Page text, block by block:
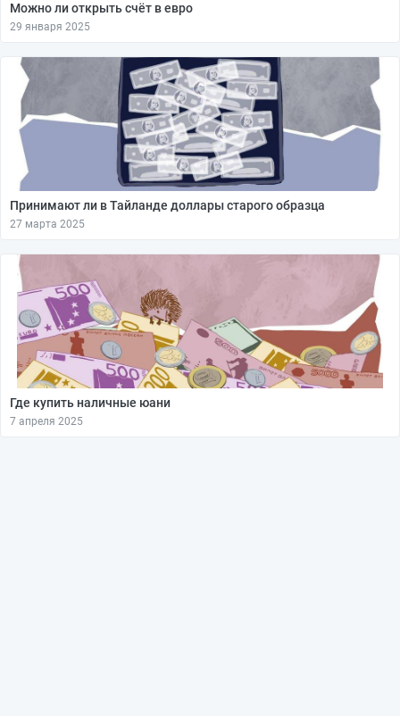
Можно ли открыть счёт в евро
29 января 2025
Принимают ли в Тайланде доллары старого образца
27 марта 2025
Где купить наличные юани
7 апреля 2025